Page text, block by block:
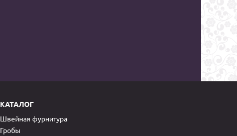
КАТАЛОГ
Швейная фурнитура
Гробы